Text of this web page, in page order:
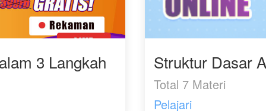
3 Langkah Struktur Dasar
Total 7 Materi
Pelajari